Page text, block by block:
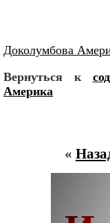
Доколумбова
Вернуться к
Америка
«